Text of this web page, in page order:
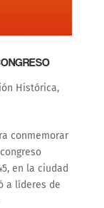
Histórica,
conmemorar
en la ciudad
a líderes de